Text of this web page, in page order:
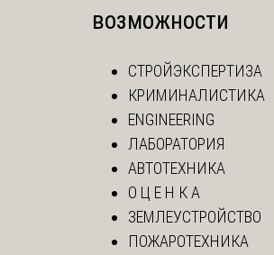
возможности
СТРОЙЭКСПЕРТИЗА
КРИМИНАЛИСТИКА
ENGINEERING
ЛАБОРАТОРИЯ
АВТОТЕХНИКА
О Ц Е Н К А
ЗЕМЛЕУСТРОЙСТВО
ПОЖАРОТЕХНИКА